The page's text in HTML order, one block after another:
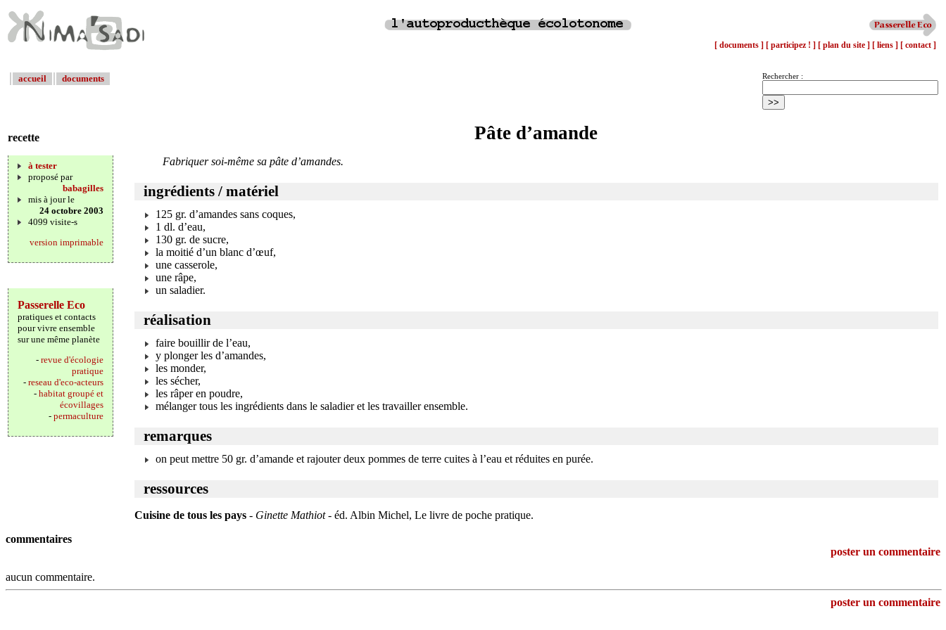
[ documents ] [ participez ! ] [ plan du site ] [ liens ] [ contact ]
accueil documents Rechercher :
recette
à tester
proposé par
babagilles
mis à jour le
24 octobre 2003
4099 visite-s
version imprimable
Passerelle Eco
pratiques et contacts
pour vivre ensemble
sur une même planète
- revue d'écologie
pratique
- reseau d'eco-acteurs
- habitat groupé et
écovillages
- permaculture
Pâte d’amande
Fabriquer soi-même sa pâte d’amandes.
ingrédients / matériel
125 gr. d’amandes sans coques,
1 dl. d’eau,
130 gr. de sucre,
la moitié d’un blanc d’œuf,
une casserole,
une râpe,
un saladier.
réalisation
faire bouillir de l’eau,
y plonger les d’amandes,
les monder,
les sécher,
les râper en poudre,
mélanger tous les ingrédients dans le saladier et les travailler ensemble.
remarques
on peut mettre 50 gr. d’amande et rajouter deux pommes de terre cuites à l’eau et réduites en purée.
ressources
Cuisine de tous les pays - Ginette Mathiot- éd. Albin Michel, Le livre de poche pratique.
commentaires
poster un commentaire
aucun commentaire.
poster un commentaire